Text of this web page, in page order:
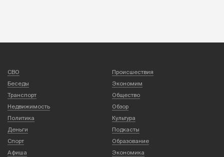
СВО
Происшествия
Беседы
Экономим
Транспорт
Общество
Недвижимость
Обзор
Политика
Культура
Деньги
Подкасты
Спорт
Образование
Афиша
Экономика